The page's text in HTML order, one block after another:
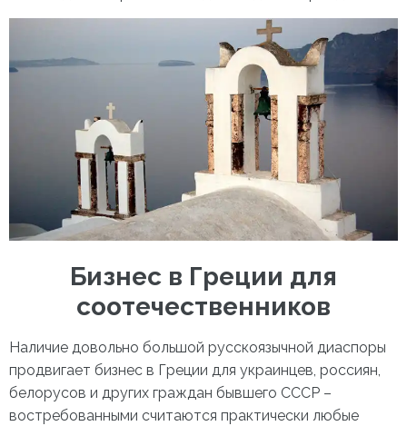
Бизнес в Греции для
соотечественников
Наличие довольно большой русскоязычной диаспоры
продвигает бизнес в Греции для украинцев, россиян,
белорусов и других граждан бывшего СССР –
востребованными считаются практически любые